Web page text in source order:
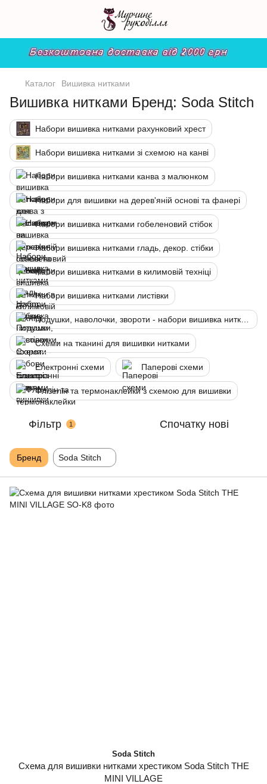
Каталог Вишивка нитками
Вишивка нитками Бренд: Soda Stitch
Набори вишивка нитками рахунковий хрест
Набори вишивка нитками зі схемою на канві
Набори вишивка нитками канва з малюнком
Набори для вишивки на дерев'яній основі та фанері
Набори вишивка нитками гобеленовий стібок
Набори вишивка нитками гладь, декор. стібки
Набори вишивка нитками в килимовій техніці
Набори вишивка нитками листівки
Схеми на тканині для вишивки нитками
Електронні схеми Паперові схеми
Флізелін та термонаклейки з схемою для вишивки
Фільтр 1 Спочатку нові
Бренд Soda Stitch
Soda Stitch
Схема для вишивки нитками хрестиком Soda Stitch THE
MINI VILLAGE